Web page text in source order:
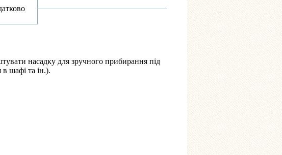
насадку для зручного прибирання під
шафі та ін.).